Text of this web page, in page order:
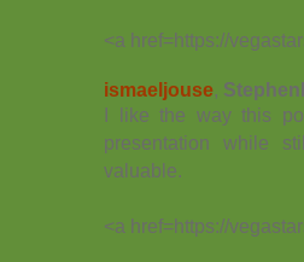
<a href=https://
ismaeljouse,
I like the way this
presentation while
valuable.
<a href=https://